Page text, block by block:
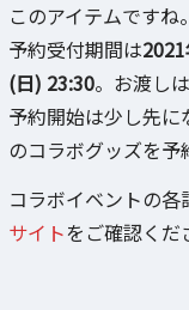
このアイテムですね。
予約受付期間は
(日) 23:30。お渡しは
予約開始は少し先に
のコラボグッズを予
コラボイベントの各
サイトをご確認くだ